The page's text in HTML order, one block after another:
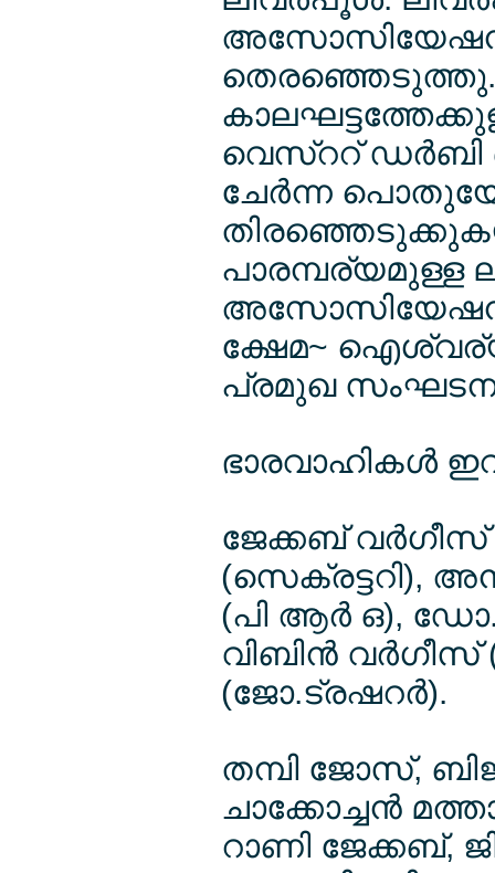
അസോസിയേഷന്‍
തെരഞ്ഞെടുത്തു.
വെസ്ററ് ഡര്‍ബി
ചേര്‍ന്ന
പാരമ്പര്യമുള്ള
അസോസിയേഷന്‍
ക്ഷേമ~
പ്രമുഖ
ഭാരവാഹികള്‍
ജേക്കബ് വര്‍ഗീസ്
(സെക്രട്ടറി),
(പി ആര്‍ ഒ),
വിബിന്‍ വര്‍ഗീസ്
(ജോ.ട്രഷറര്‍).
തമ്പി ജോസ്,
ചാക്കോച്ചന്‍
റാണി ജേക്കബ്,